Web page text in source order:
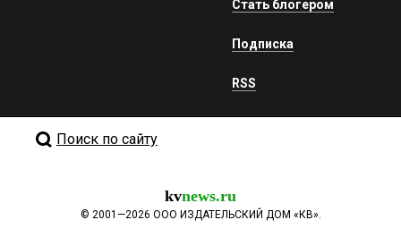
Стать блогером
Подписка
RSS
Поиск по сайту
kvnews.ru
© 2001—2026 ООО ИЗДАТЕЛЬСКИЙ ДОМ «КВ».